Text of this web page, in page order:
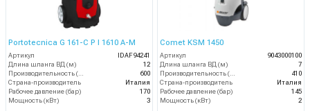
Portotecnica G 161-C P I 1610 A-M
Артикул
IDAF94241
Длина шланга ВД (м)
12
Производительность (л/ч)
600
Страна-производитель
Италия
Рабочее давление (бар)
170
Мощность (кВт)
3
Comet KSM 1450
Артикул
9043000100
Длина шланга ВД (м)
7
Производительность (л/ч)
410
Страна-производитель
Италия
Рабочее давление (бар)
145
Мощность (кВт)
2